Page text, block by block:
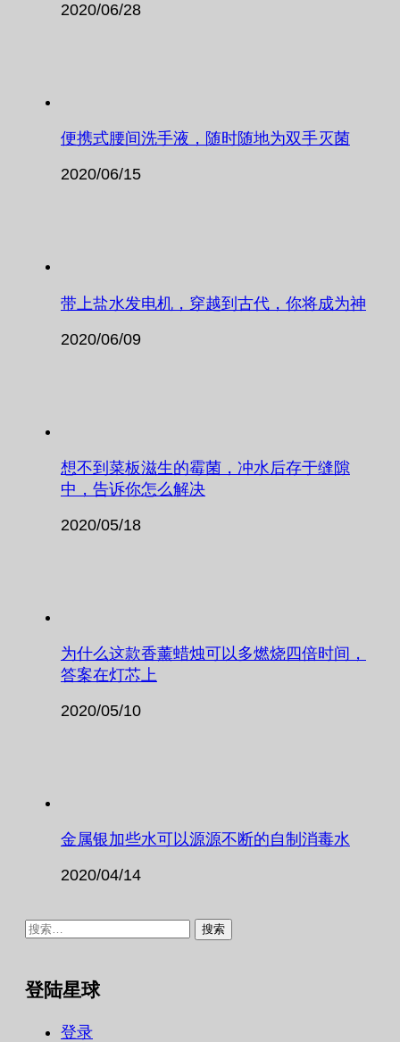
2020/06/28
便携式腰间洗手液，随时随地为双手灭菌
2020/06/15
带上盐水发电机，穿越到古代，你将成为神
2020/06/09
想不到菜板滋生的霉菌，冲水后存于缝隙
中，告诉你怎么解决
2020/05/18
为什么这款香薰蜡烛可以多燃烧四倍时间，
答案在灯芯上
2020/05/10
金属银加些水可以源源不断的自制消毒水
2020/04/14
搜
登陆星球
登录